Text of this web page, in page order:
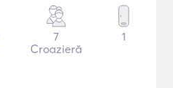
7
Croazieră
1